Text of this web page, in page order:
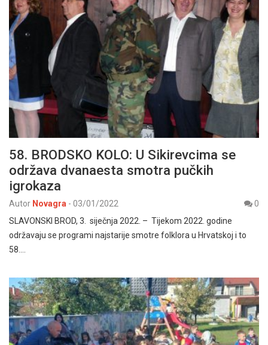
58. BRODSKO KOLO: U Sikirevcima se
održava dvanaesta smotra pučkih
igrokaza
Autor Novagra - 03/01/2022
0
SLAVONSKI BROD, 3. siječnja 2022. – Tijekom 2022. godine
održavaju se programi najstarije smotre folklora u Hrvatskoj i to
58.…